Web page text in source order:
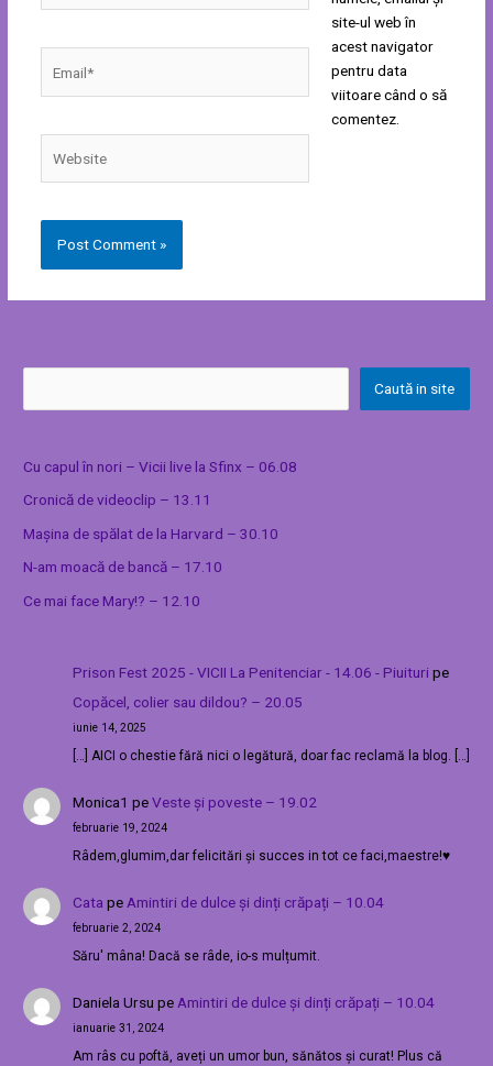
site-ul web în
acest navigator
pentru data
viitoare când o să
comentez.
Caută in site
Cu capul în nori – Vicii live la Sfinx – 06.08
Cronică de videoclip – 13.11
Mașina de spălat de la Harvard – 30.10
N-am moacă de bancă – 17.10
Ce mai face Mary!? – 12.10
Prison Fest 2025 - VICII La Penitenciar - 14.06 - Piuituripe
Copăcel, colier sau dildou? – 20.05
iunie 14, 2025
[…] AICI o chestie fără nici o legătură, doar fac reclamă la blog. […]
Monica1 peVeste și poveste – 19.02
februarie 19, 2024
Râdem,glumim,dar felicitări și succes in tot ce faci,maestre!♥️
Cata pe Amintiri de dulce și dinți crăpați – 10.04
februarie 2, 2024
Săru' mâna! Dacă se râde, io-s mulțumit.
Daniela Ursu pe Amintiri de dulce și dinți crăpați – 10.04
ianuarie 31, 2024
Am râs cu poftă, aveți un umor bun, sănătos și curat! Plus că